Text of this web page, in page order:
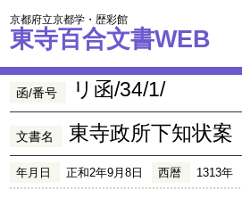
京都府立京都学・歴彩館
東寺百合文書WEB
函/番号 リ函/34/1/
文書名 東寺政所下知状案
年月日 正和2年9月8日 西暦 1313年